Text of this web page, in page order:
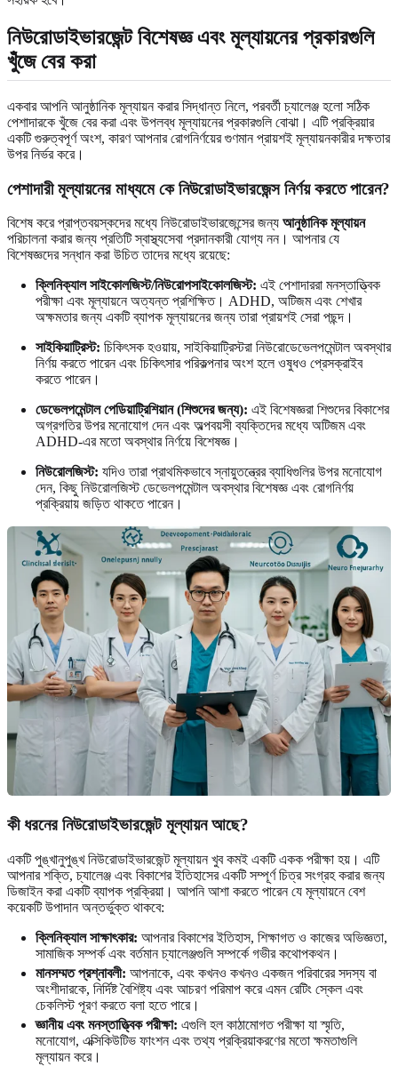
নিউরোডাইভারজেন্ট বিশেষজ্ঞ এবং মূল্যায়নের প্রকারগুলি
খুঁজে বের করা
একবার আপনি আনুষ্ঠানিক মূল্যায়ন করার সিদ্ধান্ত নিলে, পরবর্তী চ্যালেঞ্জ হলো সঠিক
পেশাদারকে খুঁজে বের করা এবং উপলব্ধ মূল্যায়নের প্রকারগুলি বোঝা। এটি প্রক্রিয়ার
একটি গুরুত্বপূর্ণ অংশ, কারণ আপনার রোগনির্ণয়ের গুণমান প্রায়শই মূল্যায়নকারীর দক্ষতার
উপর নির্ভর করে।
পেশাদারী মূল্যায়নের মাধ্যমে কে নিউরোডাইভারজেন্স নির্ণয় করতে পারেন?
বিশেষ করে প্রাপ্তবয়স্কদের মধ্যে নিউরোডাইভারজেন্সের জন্য আনুষ্ঠানিক মূল্যায়ন
পরিচালনা করার জন্য প্রতিটি স্বাস্থ্যসেবা প্রদানকারী যোগ্য নন। আপনার যে
বিশেষজ্ঞদের সন্ধান করা উচিত তাদের মধ্যে রয়েছে:
ক্লিনিক্যাল সাইকোলজিস্ট/নিউরোপসাইকোলজিস্ট: এই পেশাদাররা মনস্তাত্ত্বিক
পরীক্ষা এবং মূল্যায়নে অত্যন্ত প্রশিক্ষিত। ADHD, অটিজম এবং শেখার
অক্ষমতার জন্য একটি ব্যাপক মূল্যায়নের জন্য তারা প্রায়শই সেরা পছন্দ।
সাইকিয়াট্রিস্ট: চিকিৎসক হওয়ায়, সাইকিয়াট্রিস্টরা নিউরোডেভেলপমেন্টাল অবস্থার
নির্ণয় করতে পারেন এবং চিকিৎসার পরিকল্পনার অংশ হলে ওষুধও প্রেসক্রাইব
করতে পারেন।
ডেভেলপমেন্টাল পেডিয়াট্রিশিয়ান (শিশুদের জন্য): এই বিশেষজ্ঞরা শিশুদের বিকাশের
অগ্রগতির উপর মনোযোগ দেন এবং অল্পবয়সী ব্যক্তিদের মধ্যে অটিজম এবং
ADHD-এর মতো অবস্থার নির্ণয়ে বিশেষজ্ঞ।
নিউরোলজিস্ট: যদিও তারা প্রাথমিকভাবে স্নায়ুতন্ত্রের ব্যাধিগুলির উপর মনোযোগ
দেন, কিছু নিউরোলজিস্ট ডেভেলপমেন্টাল অবস্থার বিশেষজ্ঞ এবং রোগনির্ণয়
প্রক্রিয়ায় জড়িত থাকতে পারেন।
কী ধরনের নিউরোডাইভারজেন্ট মূল্যায়ন আছে?
একটি পুঙ্খানুপুঙ্খ নিউরোডাইভারজেন্ট মূল্যায়ন খুব কমই একটি একক পরীক্ষা হয়। এটি
আপনার শক্তি, চ্যালেঞ্জ এবং বিকাশের ইতিহাসের একটি সম্পূর্ণ চিত্র সংগ্রহ করার জন্য
ডিজাইন করা একটি ব্যাপক প্রক্রিয়া। আপনি আশা করতে পারেন যে মূল্যায়নে বেশ
কয়েকটি উপাদান অন্তর্ভুক্ত থাকবে:
ক্লিনিক্যাল সাক্ষাৎকার: আপনার বিকাশের ইতিহাস, শিক্ষাগত ও কাজের অভিজ্ঞতা,
সামাজিক সম্পর্ক এবং বর্তমান চ্যালেঞ্জগুলি সম্পর্কে গভীর কথোপকথন।
মানসম্মত প্রশ্নাবলী: আপনাকে, এবং কখনও কখনও একজন পরিবারের সদস্য বা
অংশীদারকে, নির্দিষ্ট বৈশিষ্ট্য এবং আচরণ পরিমাপ করে এমন রেটিং স্কেল এবং
চেকলিস্ট পূরণ করতে বলা হতে পারে।
জ্ঞানীয় এবং মনস্তাত্ত্বিক পরীক্ষা: এগুলি হল কাঠামোগত পরীক্ষা যা স্মৃতি,
মনোযোগ, এক্সিকিউটিভ ফাংশন এবং তথ্য প্রক্রিয়াকরণের মতো ক্ষমতাগুলি
মূল্যায়ন করে।